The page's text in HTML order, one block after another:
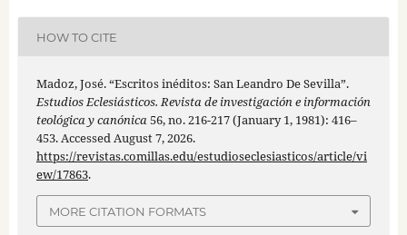
HOW TO CITE
Madoz, José. “Escritos inéditos: San Leandro De Sevilla”.
Estudios Eclesiásticos. Revista de investigación e información
teológica y canónica56, no. 216-217 (January 1, 1981): 416–
453. Accessed August 7, 2026.
https://revistas.comillas.edu/estudioseclesiasticos/article/vi
ew/17863.
MORE CITATION FORMATS